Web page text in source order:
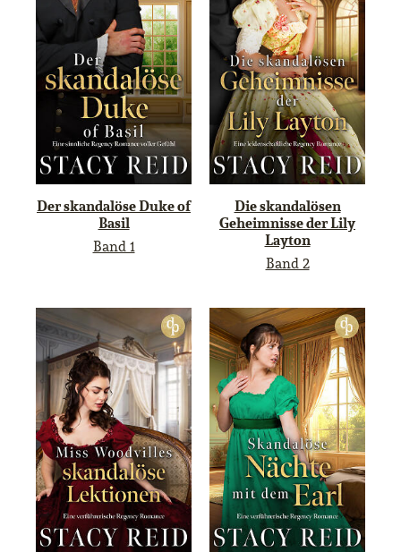
Der skandalöse Duke of
Basil
Band 1
Die skandalösen
Geheimnisse der Lily
Layton
Band 2